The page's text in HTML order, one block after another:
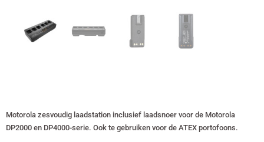
Motorola zesvoudig laadstation inclusief laadsnoer voor de Motorola
DP2000 en DP4000-serie. Ook te gebruiken voor de ATEX portofoons.